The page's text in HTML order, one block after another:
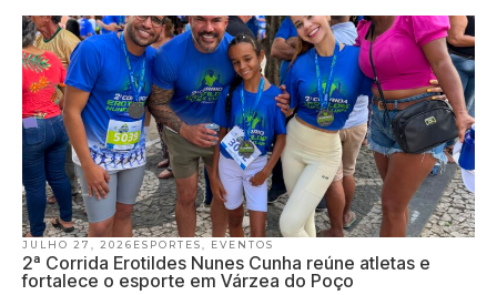
JULHO 27, 2026 ESPORTES EVENTOS
2ª Corrida Erotildes Nunes Cunha reúne atletas e
fortalece o esporte em Várzea do Poço